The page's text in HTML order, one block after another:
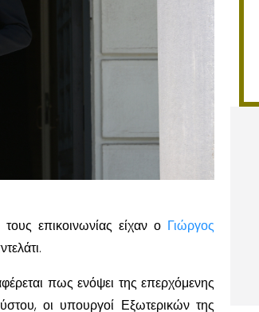
επικοινωνίας είχαν ο Γιώργος
πως ενόψει της επερχόμενης
οι υπουργοί Εξωτερικών της